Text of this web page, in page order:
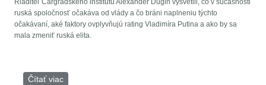
Riaditeľ Cargradského inštitútu Alexander Dugin vysvetlil, čo v súčasnosti
ruská spoločnosť očakáva od vlády a čo bráni naplneniu týchto
očakávaní, aké faktory ovplyvňujú rating Vladimíra Putina a ako by sa
mala zmeniť ruská elita.
Čítať viac